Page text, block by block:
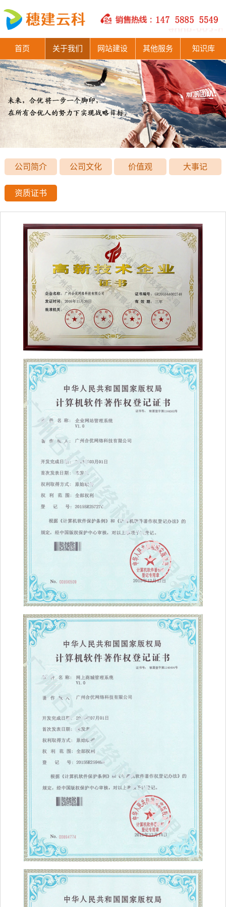
首页 关于我们 网站建设 其他服务 知识库
公司简介 公司文化 价值观 大事记
资质证书